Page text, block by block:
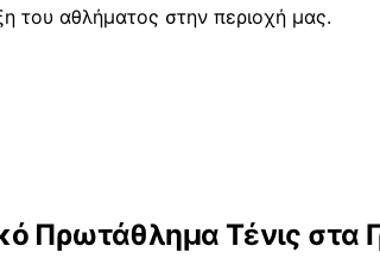
του αθλήματος στην περιοχή μας.
Πρωτάθλημα Τένις στα